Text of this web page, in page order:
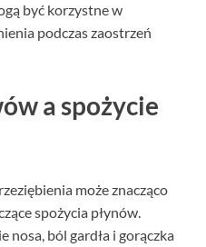
być korzystne w
podczas zaostrzeń
a spożycie
może znacząco
spożycia płynów.
ból gardła i gorączka